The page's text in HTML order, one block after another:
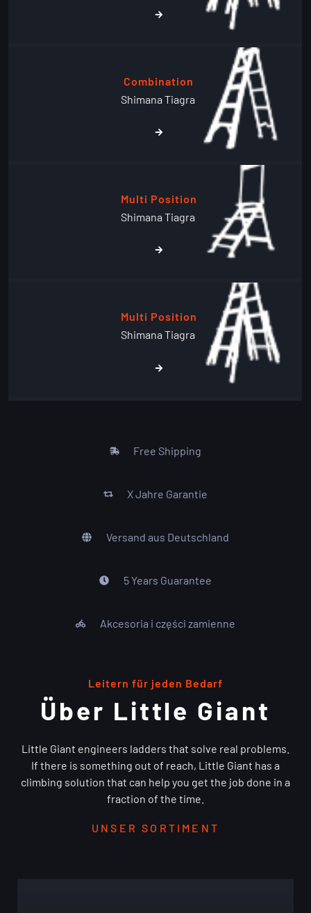
Combination
Shimana Tiagra
Multi Position
Shimana Tiagra
Multi Position
Shimana Tiagra
Free Shipping
X Jahre Garantie
Versand aus Deutschland
5 Years Guarantee
Akcesoria i części zamienne
Leitern für jeden Bedarf
Über Little Giant
Little Giant engineers ladders that solve real problems.
If there is something out of reach, Little Giant has a
climbing solution that can help you get the job done in a
fraction of the time.
UNSER SORTIMENT